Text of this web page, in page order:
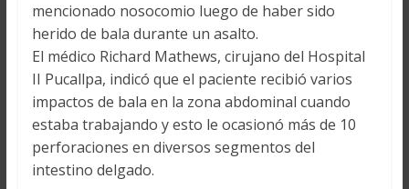
mencionado nosocomio luego de haber sido
herido de bala durante un asalto.
El médico Richard Mathews, cirujano del Hospital
II Pucallpa, indicó que el paciente recibió varios
impactos de bala en la zona abdominal cuando
estaba trabajando y esto le ocasionó más de 10
perforaciones en diversos segmentos del
intestino delgado.